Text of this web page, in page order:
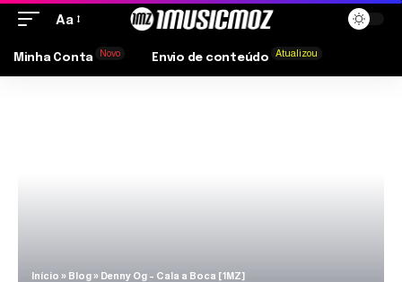
Aa
Minha Conta Novo Envio de conteúdo Atualizou
Início » Blog» Denny Og – Cala a Boca [1MZ]